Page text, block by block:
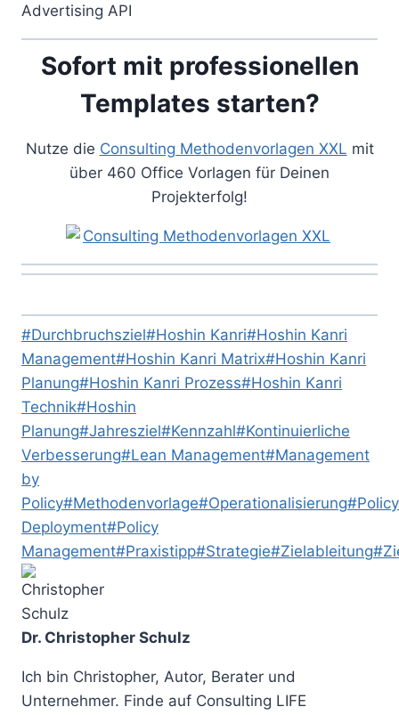
Advertising API
Sofort mit professionellen
Templates starten?
Nutze die Consulting Methodenvorlagen XXL mit
über 460 Office Vorlagen für Deinen
Projekterfolg!
Schlagworte:
#Durchbruchsziel#Hoshin Kanri#Hoshin Kanri
Management#Hoshin Kanri Matrix#Hoshin Kanri
Planung#Hoshin Kanri Prozess#Hoshin Kanri
Technik#Hoshin
Planung#Jahresziel#Kennzahl#Kontinuierliche
Verbesserung#Lean Management#Management
by
Policy#Methodenvorlage#Operationalisierung#Policy
Deployment#Policy
Management#Praxistipp#Strategie#Zielableitung#
Dr. Christopher Schulz
Ich bin Christopher, Autor, Berater und
Unternehmer. Finde auf Consulting LIFE